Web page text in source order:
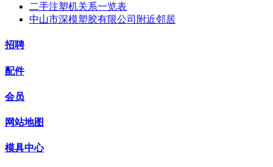
二手注塑机关系一览表
中山市深模塑胶有限公司附近邻居
招聘
配件
会员
网站地图
模具中心